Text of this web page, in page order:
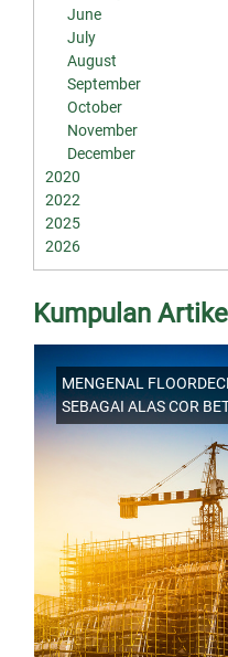
June
July
August
September
October
November
December
2020
2022
2025
2026
Kumpulan
MENGENAL
SEBAGAI ALAS COR